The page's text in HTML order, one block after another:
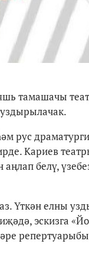
яшь тамашачы
рус
Кариев
белү,
Үткән елны
эскизга